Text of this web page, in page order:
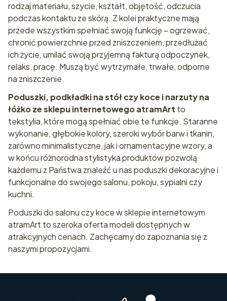
rodzaj materiału, szycie, kształt, objętość, odczucia
podczas kontaktu ze skórą. Z kolei praktyczne mają
przede wszystkim spełniać swoją funkcję – ogrzewać,
chronić powierzchnie przed zniszczeniem, przedłużać
ich życie, umilać swoją przyjemną fakturą odpoczynek,
relaks, pracę. Muszą być wytrzymałe, trwałe, odporne
na zniszczenie.
Poduszki, podkładki na stół czy koce i narzuty na
łóżko ze sklepu internetowego atramArt to
tekstylia, które mogą spełniać obie te funkcje. Staranne
wykonanie, głębokie kolory, szeroki wybór barw i tkanin,
zarówno minimalistyczne, jak i ornamentacyjne wzory, a
w końcu różnorodna stylistyka produktów pozwolą
każdemu z Państwa znaleźć u nas poduszki dekoracyjne i
funkcjonalne do swojego salonu, pokoju, sypialni czy
kuchni.
Poduszki do salonu czy koce w sklepie internetowym
atramArt to szeroka oferta modeli dostępnych w
atrakcyjnych cenach. Zachęcamy do zapoznania się z
naszymi propozycjami.